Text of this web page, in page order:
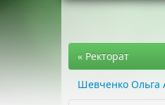
« Ректорат
Шевченко Ольга